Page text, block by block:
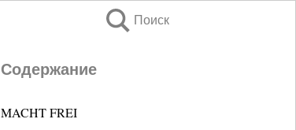
Поиск
Содержание
MACHT FREI